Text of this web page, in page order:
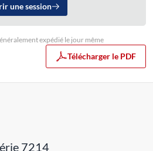
une session
expédié le jour même
Télécharger le PDF
7214